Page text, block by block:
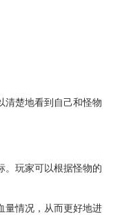
清楚地看到自己和怪物
。玩家可以根据怪物的
量情况，从而更好地进